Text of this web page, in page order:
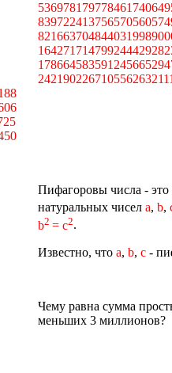
Пифагоровы числа - это
натуральных чисел a, b,
b2 = c2.
Известно, что a, b, c -
Чему равна сумма
меньших 3 миллионов?